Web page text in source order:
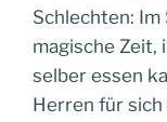
Schlechten:
magische Zeit,
selber essen
Herren für sich